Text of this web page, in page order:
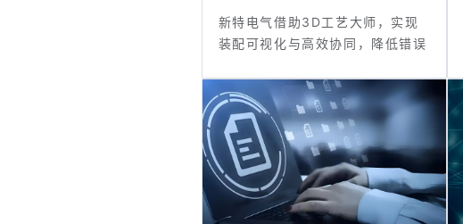
新特电气借助3D工艺大师，实现
装配可视化与高效协同，降低错误